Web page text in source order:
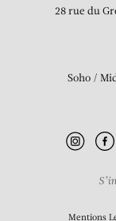
28 rue du
Soho /
Mentions